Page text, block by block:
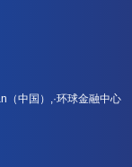
（中国）,·环球金融中心